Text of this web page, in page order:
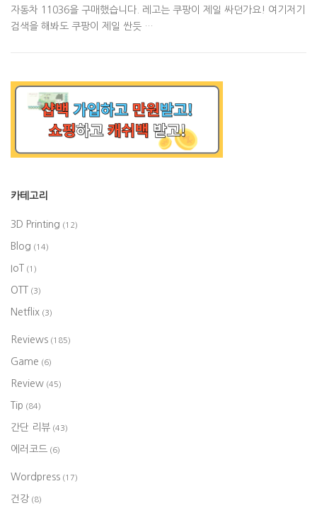
자동차 11036을 구매했습니다. 레고는 쿠팡이 제일 싸던가요! 여기저기
검색을 해봐도 쿠팡이 제일 싼듯 …
카테고리
3D Printing (12)
Blog (14)
IoT (1)
OTT (3)
Netflix (3)
Reviews (185)
Game (6)
Review (45)
Tip (84)
간단 리뷰 (43)
에러코드 (6)
Wordpress (17)
건강 (8)